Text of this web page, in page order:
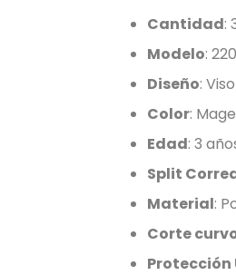
Cantidad:
Modelo:
Diseño:
Color:
Edad: 3
Split
Material:
Corte
Protección